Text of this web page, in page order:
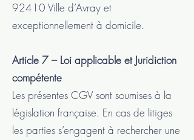
92410 Ville d’Avray et
exceptionnellement à domicile.
Article 7 – Loi applicable et Juridiction
compétente
Les présentes CGV sont soumises à la
législation française. En cas de litiges
les parties s’engagent à rechercher une